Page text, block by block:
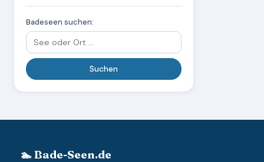
Badeseen suchen:
🏊 Bade-Seen.de